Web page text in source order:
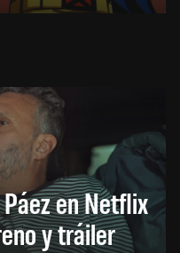
en Netflix
y tráiler